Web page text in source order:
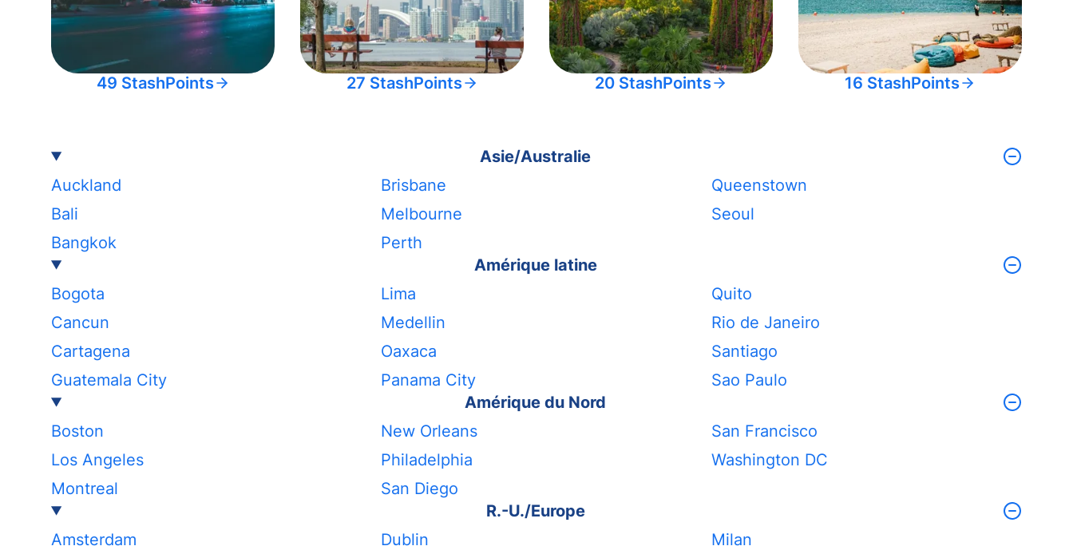
49 StashPoints 27 StashPoints 20 StashPoints 16 StashPoints
Asie/Australie
Auckland
Bali
Bangkok
Brisbane
Melbourne
Perth
Queenstown
Seoul
Amérique latine
Bogota
Cancun
Cartagena
Guatemala City
Lima
Medellin
Oaxaca
Panama City
Quito
Rio de Janeiro
Santiago
Sao Paulo
Amérique du Nord
Boston
Los Angeles
Montreal
New Orleans
Philadelphia
San Diego
San Francisco
Washington DC
R.-U./Europe
Amsterdam
Dublin
Milan